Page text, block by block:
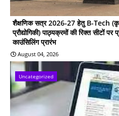
शैक्षणिक सत्र 2026-27 हेतु B-Tech
प्रौद्योगिकी) पाठ्यक्रमों की रिक्त सीटों
काउंसिलिंग प्रारंभ
August 04, 2026
Uncategorized